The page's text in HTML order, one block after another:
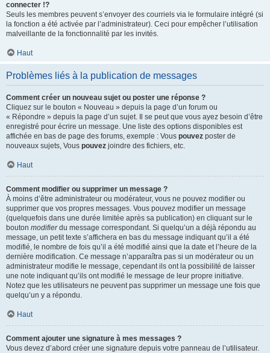
connecter !?
Seuls les membres peuvent s’envoyer des courriels via le formulaire intégré (si
la fonction a été activée par l’administrateur). Ceci pour empêcher l’utilisation
malveillante de la fonctionnalité par les invités.
Haut
Problèmes liés à la publication de messages
Comment créer un nouveau sujet ou poster une réponse ?
Cliquez sur le bouton « Nouveau » depuis la page d’un forum ou
« Répondre » depuis la page d’un sujet. Il se peut que vous ayez besoin d’être
enregistré pour écrire un message. Une liste des options disponibles est
affichée en bas de page des forums, exemple : Vous pouvez poster de
nouveaux sujets, Vous pouvez joindre des fichiers, etc.
Haut
Comment modifier ou supprimer un message ?
À moins d’être administrateur ou modérateur, vous ne pouvez modifier ou
supprimer que vos propres messages. Vous pouvez modifier un message
(quelquefois dans une durée limitée après sa publication) en cliquant sur le
bouton modifierdu message correspondant. Si quelqu’un a déjà répondu au
message, un petit texte s’affichera en bas du message indiquant qu’il a été
modifié, le nombre de fois qu’il a été modifié ainsi que la date et l’heure de la
dernière modification. Ce message n’apparaîtra pas si un modérateur ou un
administrateur modifie le message, cependant ils ont la possibilité de laisser
une note indiquant qu’ils ont modifié le message de leur propre initiative.
Notez que les utilisateurs ne peuvent pas supprimer un message une fois que
quelqu’un y a répondu.
Haut
Comment ajouter une signature à mes messages ?
Vous devez d’abord créer une signature depuis votre panneau de l’utilisateur.